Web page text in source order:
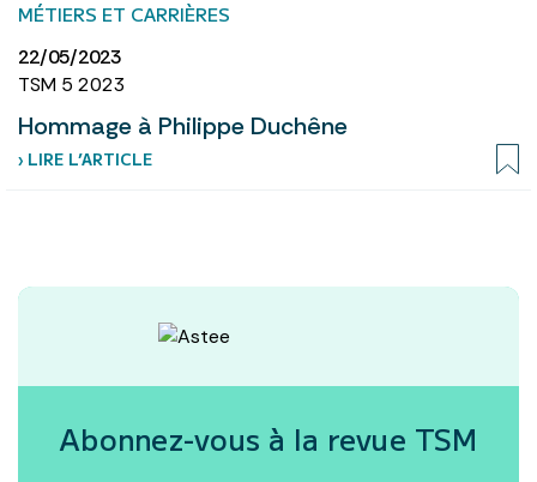
MÉTIERS ET CARRIÈRES
22/05/2023
TSM 5 2023
Hommage à Philippe Duchêne
› LIRE L’ARTICLE
Abonnez-vous à la revue TSM